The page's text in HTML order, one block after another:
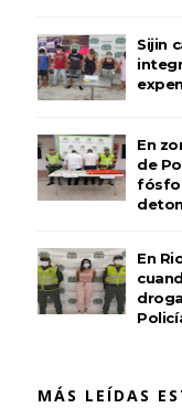
Sijin
En
de
En
MÁS LEÍDAS